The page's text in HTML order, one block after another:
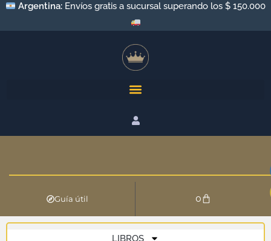
Argentina: Envíos gratis a sucursal superando los $ 150.000
Guía útil 0
LIBROS